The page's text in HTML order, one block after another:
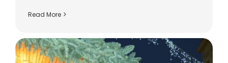
Read More